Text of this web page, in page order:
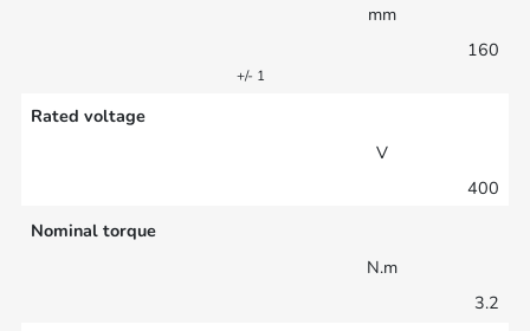
mm
160
+/- 1
Rated voltage
V
400
Nominal torque
N.m
3.2